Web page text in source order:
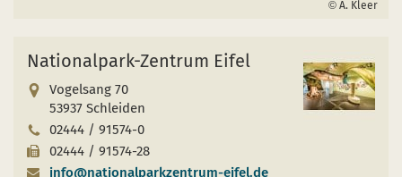
A. Kleer
Nationalpark-Zentrum Eifel
Vogelsang 70
53937 Schleiden
02444 / 91574-0
02444 / 91574-28
info@nationalparkzentrum-eifel.de